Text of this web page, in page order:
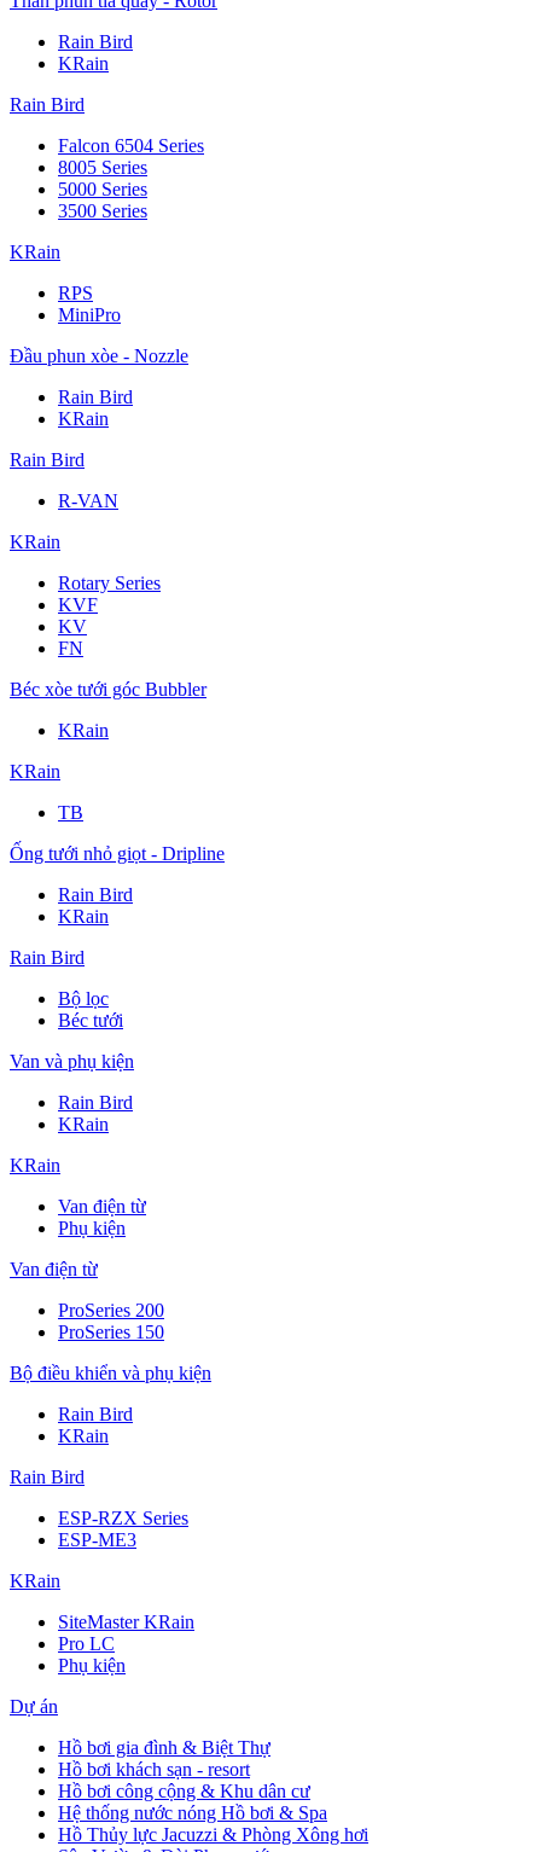
Rain Bird
KRain
Rain Bird
Falcon 6504 Series
8005 Series
5000 Series
3500 Series
KRain
RPS
MiniPro
Đầu phun xòe - Nozzle
Rain Bird
KRain
Rain Bird
R-VAN
KRain
Rotary Series
KVF
KV
FN
Béc xòe tưới góc Bubbler
KRain
KRain
TB
Ống tưới nhỏ giọt - Dripline
Rain Bird
KRain
Rain Bird
Bộ lọc
Béc tưới
Van và phụ kiện
Rain Bird
KRain
KRain
Van điện từ
Phụ kiện
Van điện từ
ProSeries 200
ProSeries 150
Bộ điều khiển và phụ kiện
Rain Bird
KRain
Rain Bird
ESP-RZX Series
ESP-ME3
KRain
SiteMaster KRain
Pro LC
Phụ kiện
Dự án
Hồ bơi gia đình & Biệt Thự
Hồ bơi khách sạn - resort
Hồ bơi công cộng & Khu dân cư
Hệ thống nước nóng Hồ bơi & Spa
Hồ Thủy lực Jacuzzi & Phòng Xông hơi